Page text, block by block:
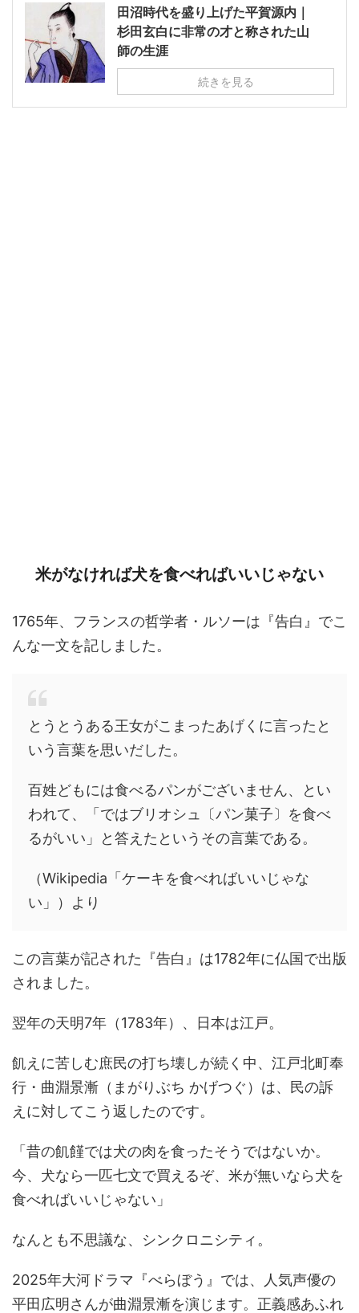
田沼時代を盛り上げた平賀源内｜
杉田玄白に非常の才と称された山
師の生涯
続きを見る
米がなければ犬を食べればいいじゃない
1765年、フランスの哲学者・ルソーは『告白』でこ
んな一文を記しました。
とうとうある王女がこまったあげくに言ったと
いう言葉を思いだした。
百姓どもには食べるパンがございません、とい
われて、「ではブリオシュ〔パン菓子〕を食べ
るがいい」と答えたというその言葉である。
（Wikipedia「ケーキを食べればいいじゃな
い」）より
この言葉が記された『告白』は1782年に仏国で出版
されました。
翌年の天明7年（1783年）、日本は江戸。
飢えに苦しむ庶民の打ち壊しが続く中、江戸北町奉
行・曲淵景漸（まがりぶち かげつぐ）は、民の訴
えに対してこう返したのです。
「昔の飢饉では犬の肉を食ったそうではないか。
今、犬なら一匹七文で買えるぞ、米が無いなら犬を
食べればいいじゃない」
なんとも不思議な、シンクロニシティ。
2025年大河ドラマ『べらぼう』では、人気声優の
平田広明さんが曲淵景漸を演じます。正義感あふれ